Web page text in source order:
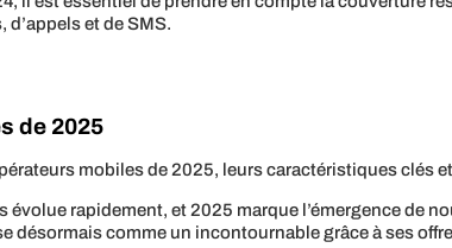
et de SMS.
de 2025
mobiles de 2025, leurs caractéristiques clés
rapidement, et 2025 marque l’émergence de
désormais comme un incontournable grâce à ses